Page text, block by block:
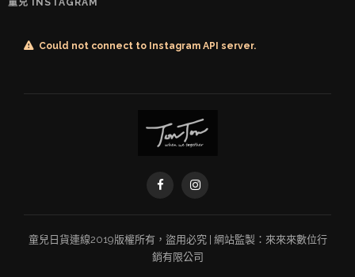
童兒 INSTAGRAM
Could not connect to Instagram API server.
童兒日貨連線2019版權所有，盜用必究 | 網站監製： 來來來數位行
銷有限公司